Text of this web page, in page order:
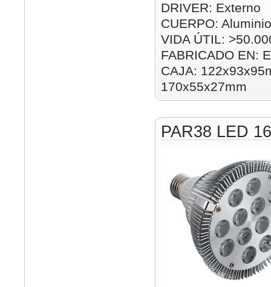
DRIVER: Externo
CUERPO: Aluminio
VIDA ÚTIL:
FABRICADO EN:
CAJA:
170x55x27mm
PAR38 LED